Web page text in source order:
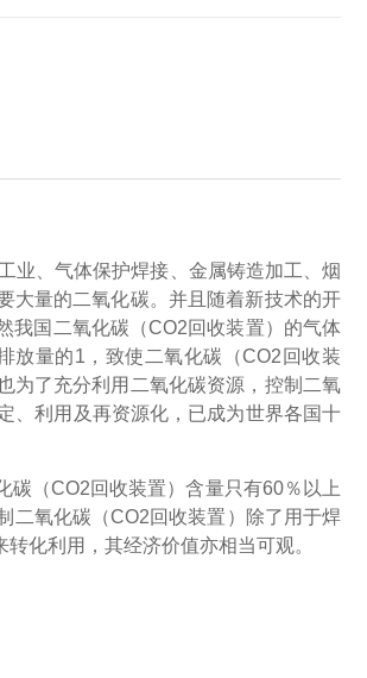
业、气体保护焊接、金属铸造加工、烟
大量的二氧化碳。并且随着新技术的开
我国二氧化碳（CO2回收装置）的气体
放量的1，致使二氧化碳（CO2回收装
为了充分利用二氧化碳资源，控制二氧
、利用及再资源化，已成为世界各国十
碳（CO2回收装置）含量只有60％以上
二氧化碳（CO2回收装置）除了用于焊
化利用，其经济价值亦相当可观。